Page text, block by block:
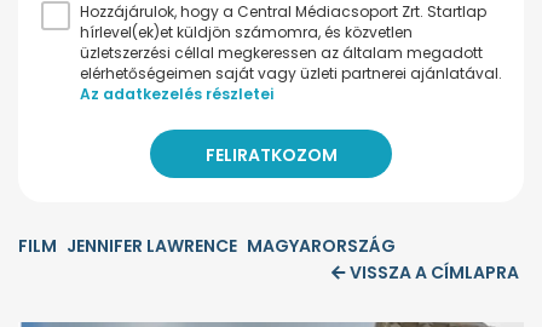
Hozzájárulok, hogy a Central Médiacsoport Zrt. Startlap
hírlevel(ek)et küldjön számomra, és közvetlen
üzletszerzési céllal megkeressen az általam megadott
elérhetőségeimen saját vagy üzleti partnerei ajánlatával.
Az adatkezelés részletei
FILM JENNIFER LAWRENCE MAGYARORSZÁG
VISSZA A CÍMLAPRA